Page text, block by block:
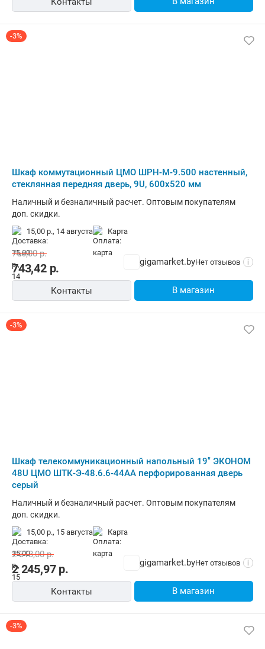
-3%
Шкаф коммутационный ЦМО ШРН-М-9.500 настенный,
стеклянная передняя дверь, 9U, 600x520 мм
Наличный и безналичный расчет. Оптовым покупателям
доп. скидки.
15,00 р., 14 августа карта
743,42р.
766,00р.
gigamarket.byНет отзывов i
Контакты В магазин
-3%
Шкаф телекоммуникационный напольный 19" ЭКОНОМ
48U ЦМО ШТК-Э-48.6.6-44АА перфорированная дверь
серый
Наличный и безналичный расчет. Оптовым покупателям
доп. скидки.
15,00 р., 15 августа карта
2 245,97р.
2 313,00р.
gigamarket.byНет отзывов i
Контакты В магазин
-3%